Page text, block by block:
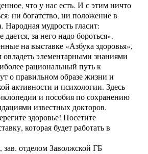
что у нас есть. И с этим ничто
ни богатство, ни положение в
Народная мудрость гласит:
дается, за него надо бороться».
на выставке «Азбука здоровья»,
овладеть элементарными знаниями
рациональный путь к
о правильном образе жизни и
активности и психологии. Здесь
и пособия по сохранению
известных докторов.
здоровье! Посетите
которая будет работать в
отделом Заволжской ГБ